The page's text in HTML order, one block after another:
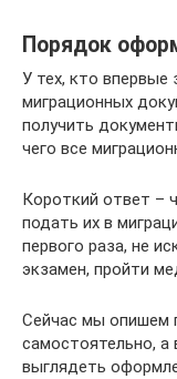
Порядок
У тех, кто
миграционных
получить
чего все
Короткий ответ –
подать их в
первого раза, не
экзамен, пройти
Сейчас мы опишем
самостоятельно, а
выглядеть